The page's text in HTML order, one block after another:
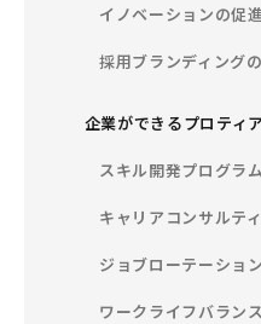
イノベーションの促進
採用ブランディング
企業ができるプロティ
スキル開発プログラ
キャリアコンサルテ
ジョブローテーショ
ワークライフバラン